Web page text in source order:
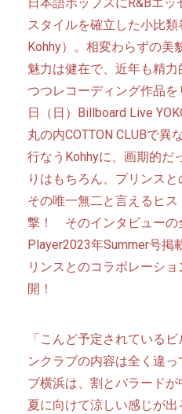
日本語ポップスにR&Bエ
スタイルを確立した小比類
Kohhy）。相変わらずの美
魅力は健在で、近年も精
つつレコーディング作品
日（日）Billboard Live
丸の内COTTON CLUBで異
行なうKohhyに、画期的だ
りはもちろん、プリンス
その唯一無二と言えるヒ
撃！ そのインタビューの
Player2023年Summer号掲
リンスとのコラボレーシ
開！
「こんど予定されている
ンクラブの内容は全く違
ブ横浜は、割とバラードが
夏に向けて涼しい感じが